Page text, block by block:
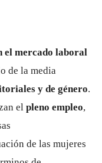
el mercado laboral
de la media
y de género.
el pleno empleo,
de las mujeres